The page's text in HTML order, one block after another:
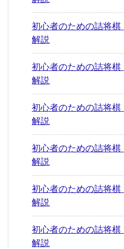
初心者のための詰将
解説
初心者のための詰将
解説
初心者のための詰将
解説
初心者のための詰将
解説
初心者のための詰将
解説
初心者のための詰将
解説